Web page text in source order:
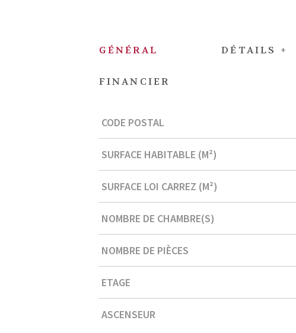
GÉNÉRAL DÉTAILS +
FINANCIER
Caractérisque
CODE POSTAL
SURFACE HABITABLE (M²)
SURFACE LOI CARREZ (M²)
NOMBRE DE CHAMBRE(S)
NOMBRE DE PIÈCES
ETAGE
ASCENSEUR